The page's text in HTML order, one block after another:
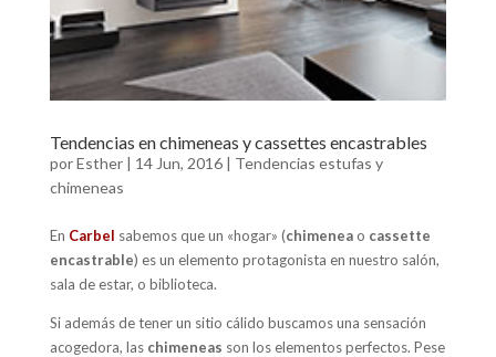
Tendencias en chimeneas y cassettes encastrables
porEsther| 14 Jun, 2016| Tendencias estufas y
chimeneas
En Carbel sabemos que un «hogar» (chimeneao cassette
encastrable) es un elemento protagonista en nuestro salón,
sala de estar, o biblioteca.
Si además de tener un sitio cálido buscamos una sensación
acogedora, las chimeneas son los elementos perfectos. Pese